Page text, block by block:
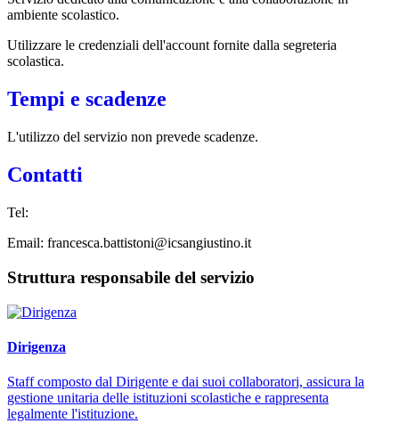
ambiente scolastico.
Utilizzare le credenziali dell'account fornite dalla segreteria
scolastica.
Tempi e scadenze
L'utilizzo del servizio non prevede scadenze.
Contatti
Tel:
Email: francesca.battistoni@icsangiustino.it
Struttura responsabile del servizio
Dirigenza
Staff composto dal Dirigente e dai suoi collaboratori, assicura la
gestione unitaria delle istituzioni scolastiche e rappresenta
legalmente l'istituzione.